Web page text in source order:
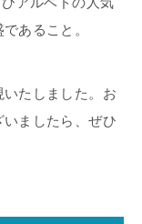
あること。
たしました。お
ましたら、ぜひ